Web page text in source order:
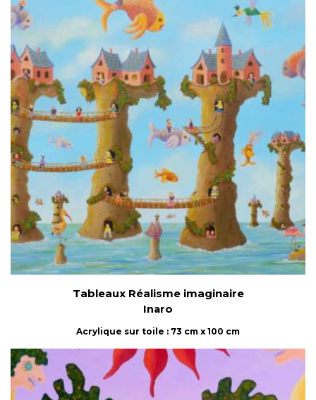
Tableaux Réalisme imaginaire
Inaro
Acrylique sur toile : 73 cm x 100 cm